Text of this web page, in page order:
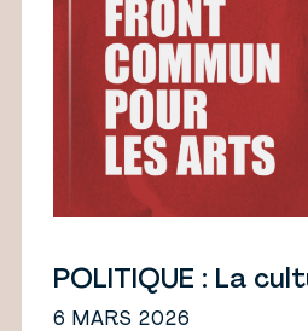
POLITIQUE : La
6 MARS 2026